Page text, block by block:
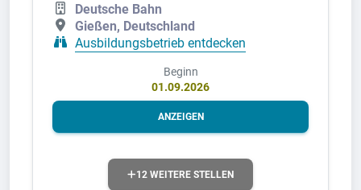
Deutsche Bahn
Gießen, Deutschland
Ausbildungsbetrieb entdecken
Beginn
01.09.2026
ANZEIGEN
12 WEITERE STELLEN